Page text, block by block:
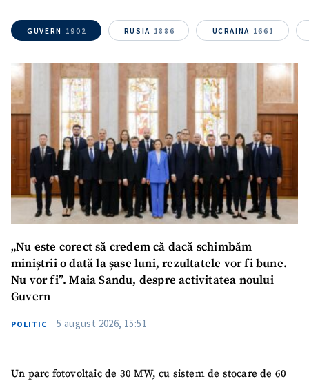
GUVERN 1902 RUSIA 1886 UCRAINA 1661
„Nu este corect să credem că dacă schimbăm
miniștrii o dată la șase luni, rezultatele vor fi bune.
Nu vor fi”. Maia Sandu, despre activitatea noului
Guvern
POLITIC 5 august 2026, 15:51
Un parc fotovoltaic de 30 MW, cu sistem de stocare de 60